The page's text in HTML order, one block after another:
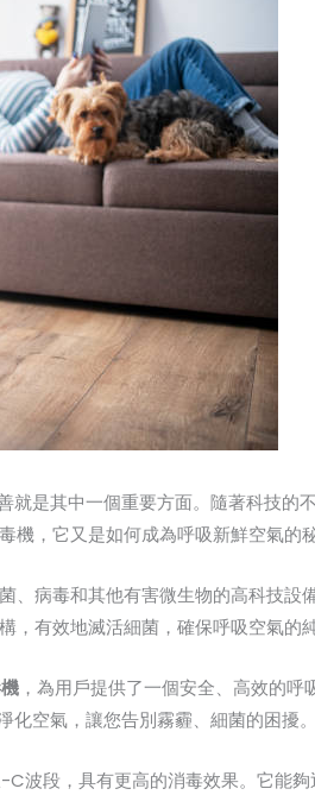
是其中一個重要方面。隨著科技的
機，它又是如何成為呼吸新鮮空氣的
、病毒和其他有害微生物的高科技設
有效地滅活細菌，確保呼吸空氣的
，為用戶提供了一個安全、高效的呼
空氣，讓您告別霧霾、細菌的困擾。
C波段，具有更高的消毒效果。它能